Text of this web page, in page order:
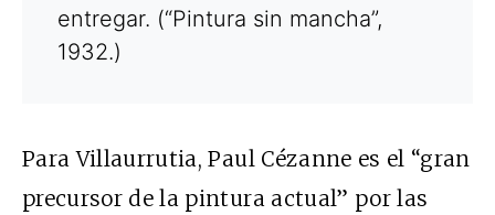
entregar. (“Pintura sin mancha”,
1932.)
Para Villaurrutia, Paul Cézanne es el “gran
precursor de la pintura actual” por las